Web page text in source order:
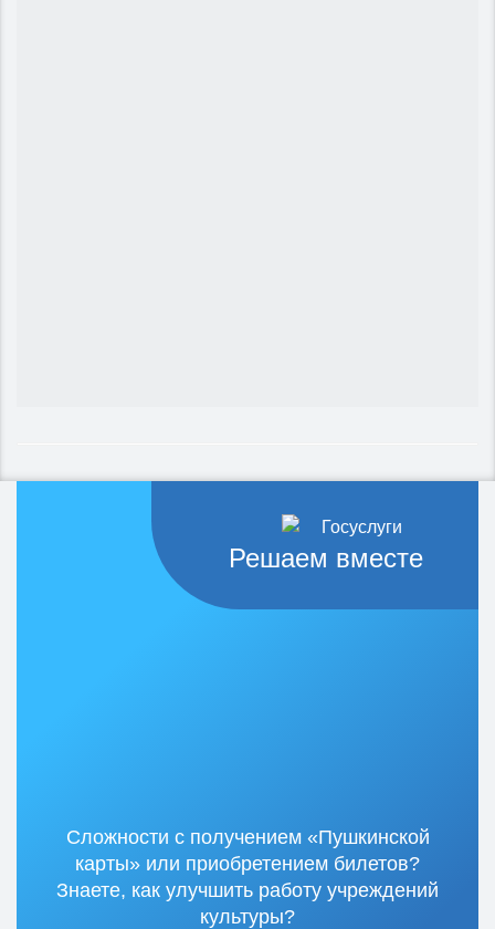
Решаем вместе
Сложности с получением «Пушкинской
карты» или приобретением билетов?
Знаете, как улучшить работу учреждений
культуры?